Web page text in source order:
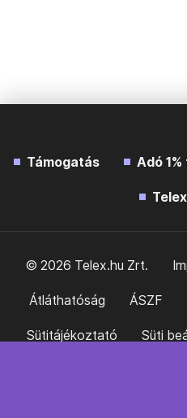
Támogatás Adó
© 2026 Telex.hu Zrt.
Átláthatóság ÁSZF
Sütitájékoztató Süti